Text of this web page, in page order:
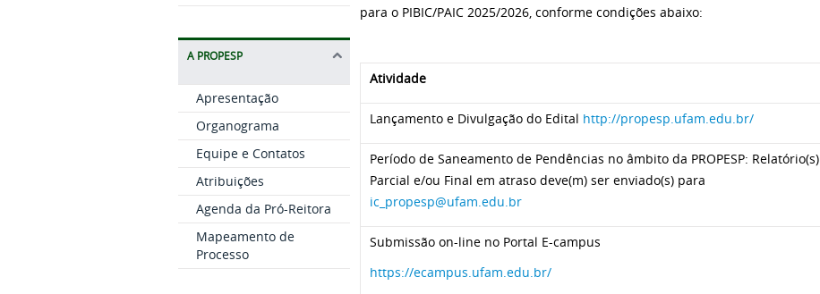
A PROPESP
Apresentação
Organograma
Equipe e Contatos
Atribuições
Agenda da Pró-Reitora
Mapeamento de
Processo
para o PIBIC/PAIC 2025/2026, conforme condições abaixo:
Atividade
Lançamento e Divulgação do Edital http://propesp.ufam.edu.br/
Período de Saneamento de Pendências no âmbito da PROPESP: Relatório(s)
Parcial e/ou Final em atraso deve(m) ser enviado(s) para
ic_propesp@ufam.edu.br
Submissão on-line no Portal E-campus
https://ecampus.ufam.edu.br/